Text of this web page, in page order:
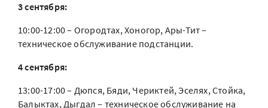
3 сентября:
10:00-12:00 – Огородтах, Хоногор, Ары-Тит –
техническое обслуживание подстанции.
4 сентября:
13:00-17:00 – Дюпся, Бяди, Чериктей, Эселях, Стойка,
Балыктах, Дыгдал – техническое обслуживание на